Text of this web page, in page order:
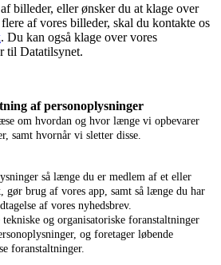
billeder, eller ønsker du at klage over
af vores billeder, skal du kontakte os
. Du kan også klage over vores
til Datatilsynet.
af personoplysninger
om hvordan og hvor længe vi opbevarer
samt hvornår vi sletter disse.
så længe du er medlem af et eller
gør brug af vores app, samt så længe du har
af vores nyhedsbrev.
tekniske og organisatoriske foranstaltninger
og foretager løbende
foranstaltninger.